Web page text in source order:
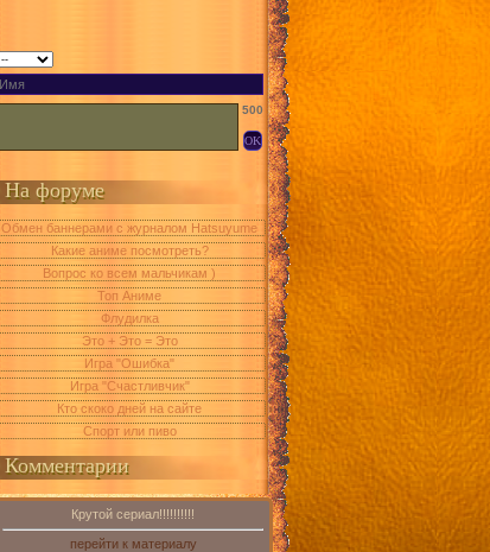
500
На форуме
Обмен баннерами с журналом Hatsuyume
Какие аниме посмотреть?
Вопрос ко всем мальчикам )
Топ Аниме
Флудилка
Это + Это = Это
Игра "Ошибка"
Игра "Счастливчик"
Кто скоко дней на сайте
Спорт или пиво
Комментарии
Крутой сериал!!!!!!!!!!
перейти к материалу